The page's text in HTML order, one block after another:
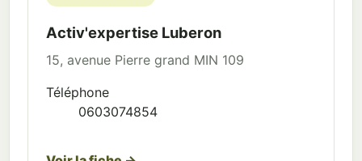
Activ'expertise Luberon
15, avenue Pierre grand MIN 109
Téléphone
0603074854